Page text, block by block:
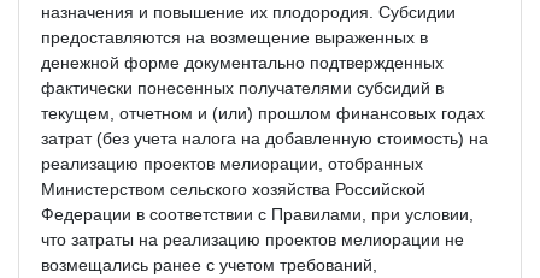
назначения и повышение их плодородия. Субсидии
предоставляются на возмещение выраженных в
денежной форме документально подтвержденных
фактически понесенных получателями субсидий в
текущем, отчетном и (или) прошлом финансовых годах
затрат (без учета налога на добавленную стоимость) на
реализацию проектов мелиорации, отобранных
Министерством сельского хозяйства Российской
Федерации в соответствии с Правилами, при условии,
что затраты на реализацию проектов мелиорации не
возмещались ранее с учетом требований,